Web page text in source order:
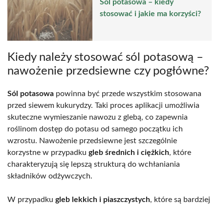
Sól potasowa – kiedy
stosować i jakie ma korzyści?
Kiedy należy stosować sól potasową –
nawożenie przedsiewne czy pogłówne?
Sól potasowa powinna być przede wszystkim stosowana
przed siewem kukurydzy. Taki proces aplikacji umożliwia
skuteczne wymieszanie nawozu z glebą, co zapewnia
roślinom dostęp do potasu od samego początku ich
wzrostu. Nawożenie przedsiewne jest szczególnie
korzystne w przypadku gleb średnich i ciężkich, które
charakteryzują się lepszą strukturą do wchłaniania
składników odżywczych.
W przypadku gleb lekkich i piaszczystych, które są bardziej